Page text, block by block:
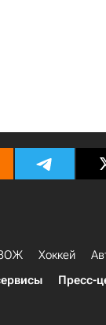
Хоккей
Пресс-